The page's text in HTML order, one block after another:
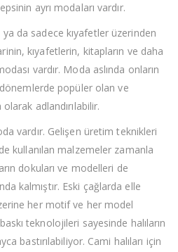
ayrı modaları vardır.
da sadece kıyafetler üzerinden
kıyafetlerin, kitapların ve daha
vardır. Moda aslında onların
popüler olan ve
adlandırılabilir.
vardır. Gelişen üretim teknikleri
kullanılan malzemeler zamanla
dokuları ve modelleri de
kalmıştır. Eski çağlarda elle
her motif ve her model
teknolojileri sayesinde halıların
bastırılabiliyor. Cami halıları için